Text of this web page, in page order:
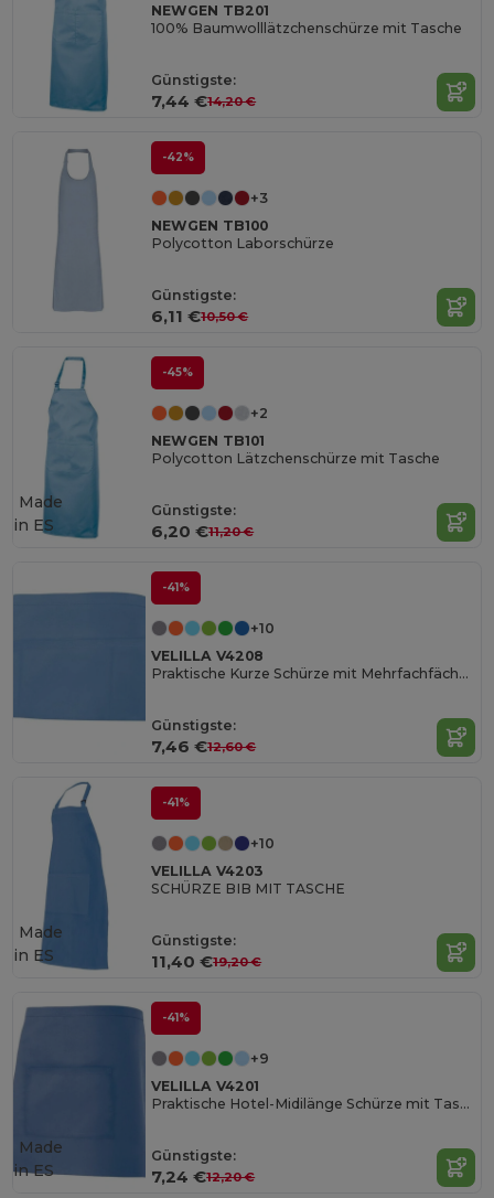
NEWGEN TB201
100% Baumwolllätzchenschürze mit Tasche
Günstigste:
7,44 €14,20 €
-42%
+3
NEWGEN TB100
Polycotton Laborschürze
Günstigste:
6,11 €10,50 €
-45%
+2
NEWGEN TB101
Polycotton Lätzchenschürze mit Tasche
Günstigste:
6,20 €11,20 €
Made
in ES
-41%
+10
VELILLA V4208
Praktische Kurze Schürze mit Mehrfachfächern
Günstigste:
7,46 €12,60 €
-41%
+10
VELILLA V4203
SCHÜRZE BIB MIT TASCHE
Günstigste:
11,40 €19,20 €
Made
in ES
-41%
+9
VELILLA V4201
Praktische Hotel-Midilänge Schürze mit Tasche
Günstigste:
7,24 €12,20 €
Made
in ES